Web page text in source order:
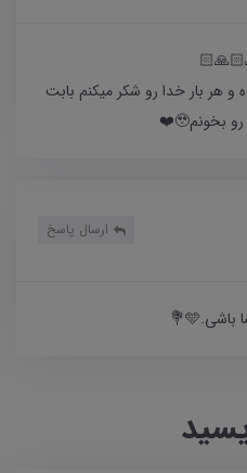
و هر بار خدا رو شکر میکنم بابت
ارسال پاسخ